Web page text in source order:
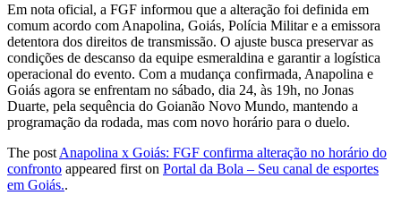
Em nota oficial, a FGF informou que a alteração foi definida em
comum acordo com Anapolina, Goiás, Polícia Militar e a emissora
detentora dos direitos de transmissão. O ajuste busca preservar as
condições de descanso da equipe esmeraldina e garantir a logística
operacional do evento. Com a mudança confirmada, Anapolina e
Goiás agora se enfrentam no sábado, dia 24, às 19h, no Jonas
Duarte, pela sequência do Goianão Novo Mundo, mantendo a
programação da rodada, mas com novo horário para o duelo.
The post Anapolina x Goiás: FGF confirma alteração no horário do
confronto appeared first on Portal da Bola – Seu canal de esportes
em Goiás..